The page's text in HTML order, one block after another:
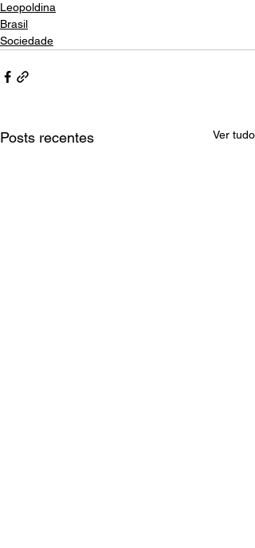
Leopoldina
Brasil
Sociedade
Posts recentes Ver tudo